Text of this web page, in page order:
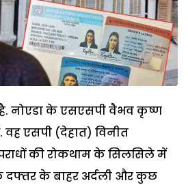
है. नोएडा के एसएसपी वैभव कृष्ण
एसपी (देहात) विनीत
की रोकथाम के सिलसिले में
के बाहर अर्दली और कुछ